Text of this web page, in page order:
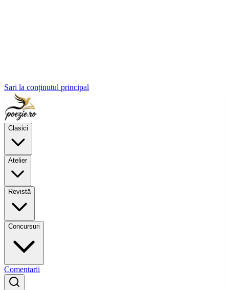
Sari la conținutul principal
Clasici
Atelier
Revistă
Concursuri
Comentarii